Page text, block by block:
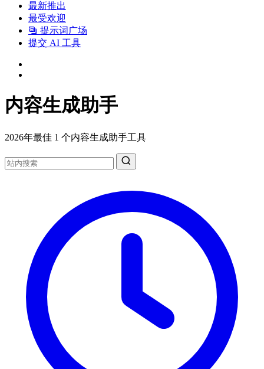
最新推出
最受欢迎
提示词广场
提交 AI 工具
内容生成助手
2026年最佳 1 个内容生成助手工具